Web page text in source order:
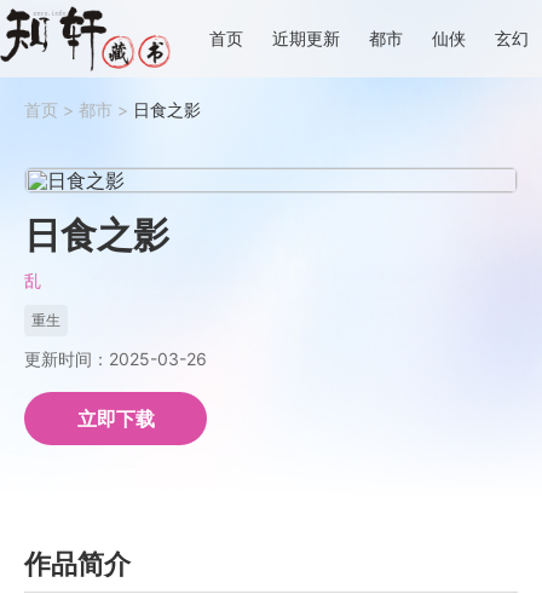
首页 近期更新 都市 仙侠 玄幻
首页 > 都市 > 日食之影
日食之影
乱
重生
更新时间：2025-03-26
立即下载
作品简介